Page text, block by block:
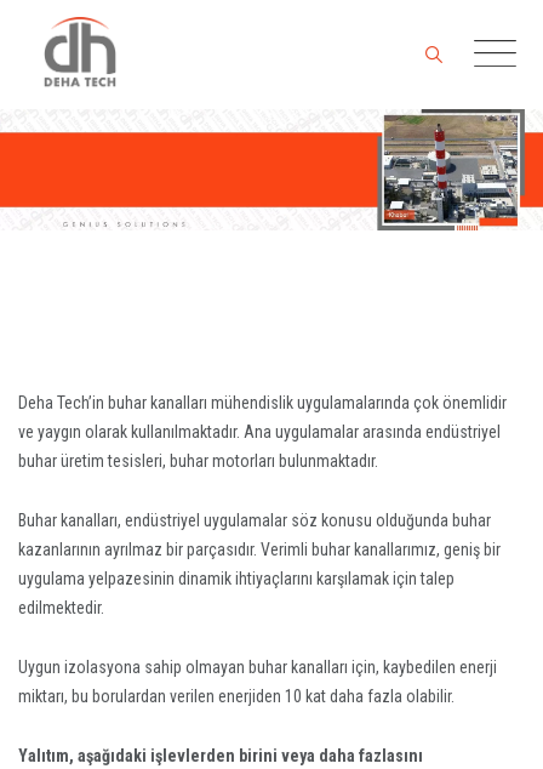
content
Deha Tech’in buhar kanalları mühendislik uygulamalarında çok önemlidir
ve yaygın olarak kullanılmaktadır. Ana uygulamalar arasında endüstriyel
buhar üretim tesisleri, buhar motorları bulunmaktadır.
Buhar kanalları, endüstriyel uygulamalar söz konusu olduğunda buhar
kazanlarının ayrılmaz bir parçasıdır. Verimli buhar kanallarımız, geniş bir
uygulama yelpazesinin dinamik ihtiyaçlarını karşılamak için talep
edilmektedir.
Uygun izolasyona sahip olmayan buhar kanalları için, kaybedilen enerji
miktarı, bu borulardan verilen enerjiden 10 kat daha fazla olabilir.
Yalıtım, aşağıdaki işlevlerden birini veya daha fazlasını